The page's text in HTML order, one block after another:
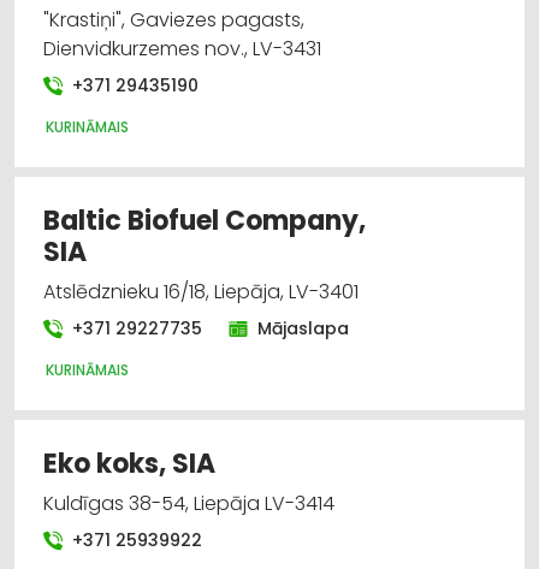
"Krastiņi", Gaviezes pagasts,
Dienvidkurzemes nov., LV-3431
+371 29435190
KURINĀMAIS
Baltic Biofuel Company,
SIA
Atslēdznieku 16/18, Liepāja, LV-3401
+371 29227735 Mājaslapa
KURINĀMAIS
Eko koks, SIA
Kuldīgas 38-54, Liepāja LV-3414
+371 25939922